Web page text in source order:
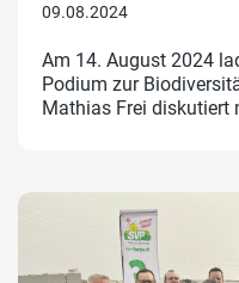
09.08.2024
Am 14. August 2024
Podium zur
Mathias Frei diskutiert